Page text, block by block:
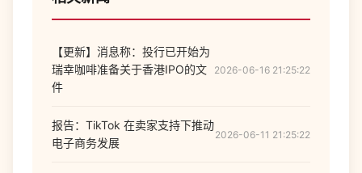
【更新】消息称：投行已开始为
瑞幸咖啡准备关于香港IPO的文
件
2026-06-16 21:25:22
报告：TikTok 在卖家支持下推动
电子商务发展
2026-06-11 21:25:22